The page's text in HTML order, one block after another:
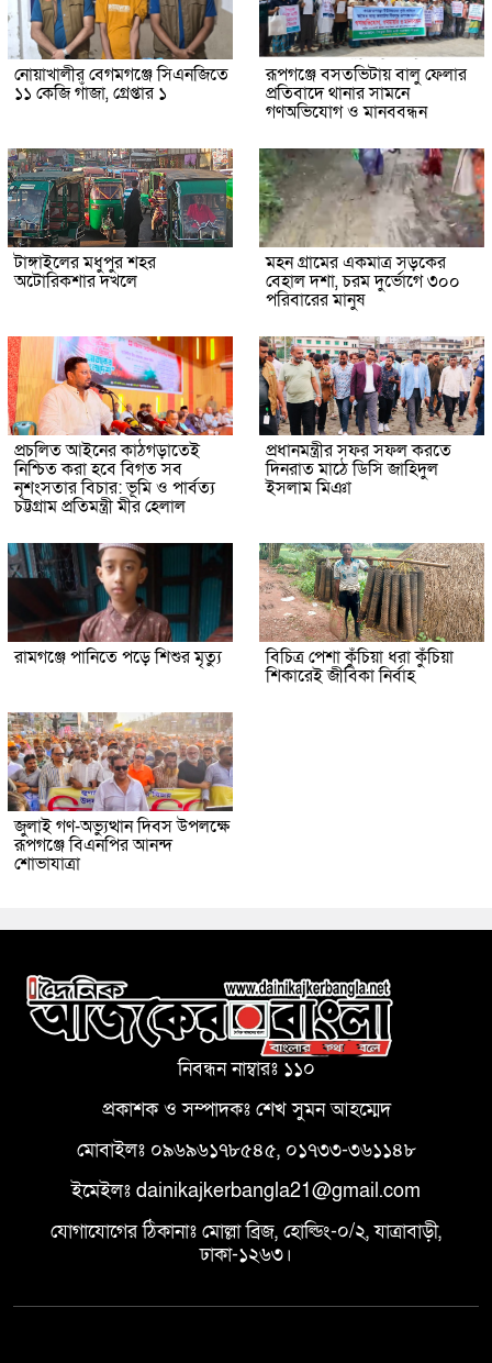
নোয়াখালীর বেগমগঞ্জে সিএনজিতে
১১ কেজি গাঁজা, গ্রেপ্তার ১
রূপগঞ্জে বসতভিটায় বালু ফেলার
প্রতিবাদে থানার সামনে
গণঅভিযোগ ও মানববন্ধন
টাঙ্গাইলের মধুপুর শহর
অটোরিকশার দখলে
মহন গ্রামের একমাত্র সড়কের
বেহাল দশা, চরম দুর্ভোগে ৩০০
পরিবারের মানুষ
প্রচলিত আইনের কাঠগড়াতেই
নিশ্চিত করা হবে বিগত সব
নৃশংসতার বিচার: ভূমি ও পার্বত্য
চট্টগ্রাম প্রতিমন্ত্রী মীর হেলাল
প্রধানমন্ত্রীর সফর সফল করতে
দিনরাত মাঠে ডিসি জাহিদুল
ইসলাম মিঞা
রামগঞ্জে পানিতে পড়ে শিশুর মৃত্যু বিচিত্র পেশা কুঁচিয়া ধরা কুঁচিয়া
শিকারেই জীবিকা নির্বাহ
জুলাই গণ-অভ্যুত্থান দিবস উপলক্ষে
রূপগঞ্জে বিএনপির আনন্দ
শোভাযাত্রা
নিবন্ধন নাম্বারঃ ১১০
প্রকাশক ও সম্পাদকঃ শেখ সুমন আহম্মেদ
মোবাইলঃ ০৯৬৯৬১৭৮৫৪৫, ০১৭৩৩-৩৬১১৪৮
ইমেইলঃ dainikajkerbangla21@gmail.com
যোগাযোগের ঠিকানাঃ মোল্লা ব্রিজ, হোল্ডিং-০/২, যাত্রাবাড়ী,
ঢাকা-১২৬৩।